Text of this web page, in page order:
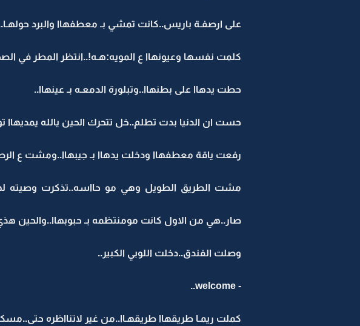
على ارصفـة باريس..كانت تمشي بـ معطفهاا والبرد
كلمت نفسها وعيونهاا ع المويه:هـه!..انتظر المطر في
حطت يدهاا على بطنهاا..وتبلورة الدمعـه بـ عينهاا..
حست ان الدنيا بدت تطلم..خل تتحرك الحين يالله يمديهاا
رفعت ياقة معطفهاا ودخلت يدهاا بـ جيبهاا..ومشت ع
مشت الطريق الطويل وهي مو حااسه..تذكرت وصيته
صار..هي من الاول كانت مومنتظمه بـ حبوبهاا..والحين هذي
وصلت الفندق..دخلت اللوبي الكبير..
- welcome..
كملت ريمـا طريقهاا طريقهـاا..من غير لاتنااظره